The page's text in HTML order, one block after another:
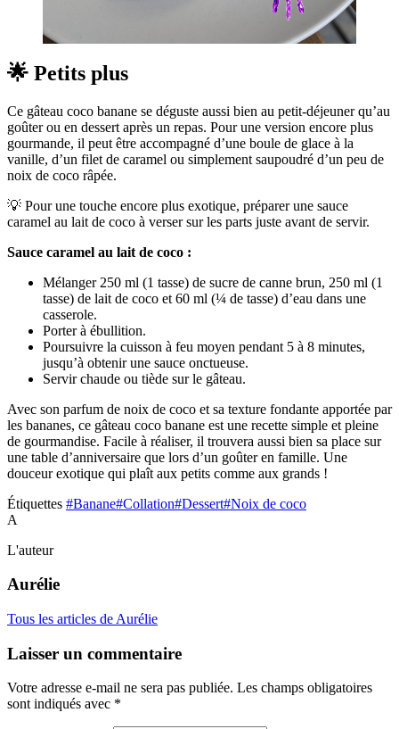
🌟 Petits plus
Ce gâteau coco banane se déguste aussi bien au petit-déjeuner qu’au
goûter ou en dessert après un repas. Pour une version encore plus
gourmande, il peut être accompagné d’une boule de glace à la
vanille, d’un filet de caramel ou simplement saupoudré d’un peu de
noix de coco râpée.
💡 Pour une touche encore plus exotique, préparer une sauce
caramel au lait de coco à verser sur les parts juste avant de servir.
Sauce caramel au lait de coco :
Mélanger 250 ml (1 tasse) de sucre de canne brun, 250 ml (1
tasse) de lait de coco et 60 ml (¼ de tasse) d’eau dans une
casserole.
Porter à ébullition.
Poursuivre la cuisson à feu moyen pendant 5 à 8 minutes,
jusqu’à obtenir une sauce onctueuse.
Servir chaude ou tiède sur le gâteau.
Avec son parfum de noix de coco et sa texture fondante apportée par
les bananes, ce gâteau coco banane est une recette simple et pleine
de gourmandise. Facile à réaliser, il trouvera aussi bien sa place sur
une table d’anniversaire que lors d’un goûter en famille. Une
douceur exotique qui plaît aux petits comme aux grands !
Étiquettes #Banane#Collation#Dessert#Noix de coco
A
L'auteur
Aurélie
Tous les articles de Aurélie
Laisser un commentaire
Votre adresse e-mail ne sera pas publiée. Les champs obligatoires
sont indiqués avec *